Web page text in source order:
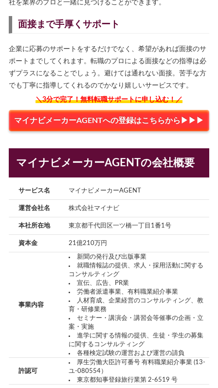
社を業界のプロと一緒に見つけることができます。
面接まで手厚くサポート
企業に応募のサポートをするだけでなく、希望があれば面接のサ
ポートまでしてくれます。転職のプロによる面接などの指導は必
ずプラスになることでしょう。避けては通れない面接。苦手な方
でも丁寧に指導してくれるのでかなり嬉しいサービスです。
＼3分で完了！無料転職サポートに申し込む！／
マイナビメーカーAGENTへの登録はこちらから▶▶▶
マイナビメーカーAGENTの会社概要
サービス名 マイナビメーカーAGENT
運営会社名 株式会社マイナビ
本社所在地 東京都千代田区一ツ橋一丁目1番1号
資本金 21億210万円
事業内容
新聞の発行及び出版事業
就職情報誌の提供、求人・採用活動に関する
コンサルティング
宣伝、広告、PR業
労働者派遣事業、有料職業紹介事業
人材育成、企業経営のコンサルティング、教
育・研修業務
セミナー・講演会・講習会等催事の企画・立
案・実施
進学に関する情報の提供、生徒・学生の募集
に関するコンサルティング
各種検定試験の運営および運営の請負
許認可
厚生労働大臣許可番号 有料職業紹介事業 (13-
ユ-080554）
東京都知事登録旅行業第 2-6519 号